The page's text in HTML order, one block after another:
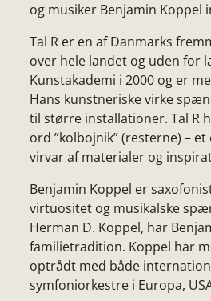
og musiker Benjamin Koppel
Tal R er en af Danmarks
over hele landet og uden for
Kunstakademi i 2000 og er
Hans kunstneriske virke
til større installationer. Tal R
ord ”kolbojnik” (resterne) –
virvar af materialer og
Benjamin Koppel er
virtuositet og musikalske
Herman D. Koppel, har
familietradition. Koppel har
optrådt med både
symfoniorkestre i Europa,